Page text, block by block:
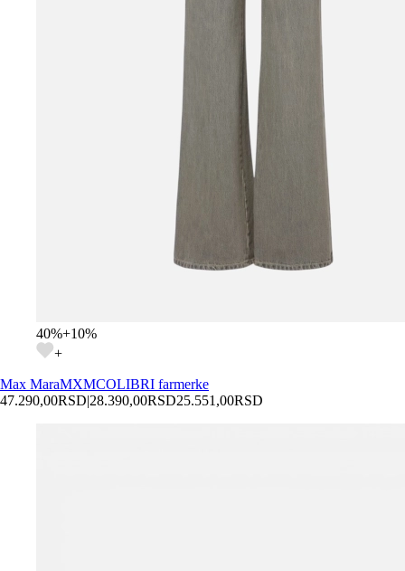
40%+10%
+
Max MaraMXMCOLIBRI farmerke
47.290,00RSD|28.390,00RSD25.551,00RSD